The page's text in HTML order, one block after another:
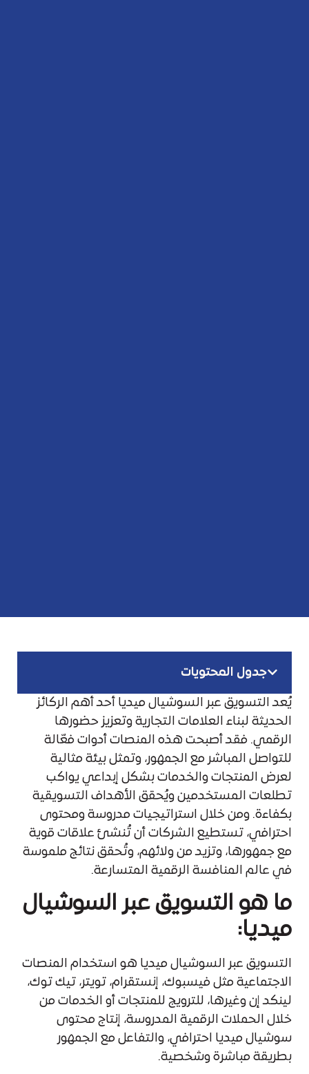
جدول المحتويات
يُعد التسويق عبر السوشيال ميديا أحد أهم الركائز
الحديثة لبناء العلامات التجارية وتعزيز حضورها
الرقمي. فقد أصبحت هذه المنصات أدوات فعّالة
للتواصل المباشر مع الجمهور، وتمثل بيئة مثالية
لعرض المنتجات والخدمات بشكل إبداعي يواكب
تطلعات المستخدمين ويُحقق الأهداف التسويقية
بكفاءة. ومن خلال استراتيجيات مدروسة ومحتوى
احترافي، تستطيع الشركات أن تُنشئ علاقات قوية
مع جمهورها، وتزيد من ولائهم، وتُحقق نتائج ملموسة
في عالم المنافسة الرقمية المتسارعة.
ما هو التسويق عبر السوشيال
ميديا:
التسويق عبر السوشيال ميديا هو استخدام المنصات
الاجتماعية مثل فيسبوك، إنستقرام، تويتر، تيك توك،
لينكد إن وغيرها، للترويج للمنتجات أو الخدمات من
خلال الحملات الرقمية المدروسة، إنتاج محتوى
سوشيال ميديا احترافي، والتفاعل مع الجمهور
بطريقة مباشرة وشخصية.